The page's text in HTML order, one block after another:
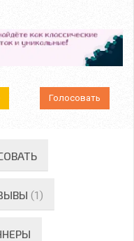
Голосовать
(1)